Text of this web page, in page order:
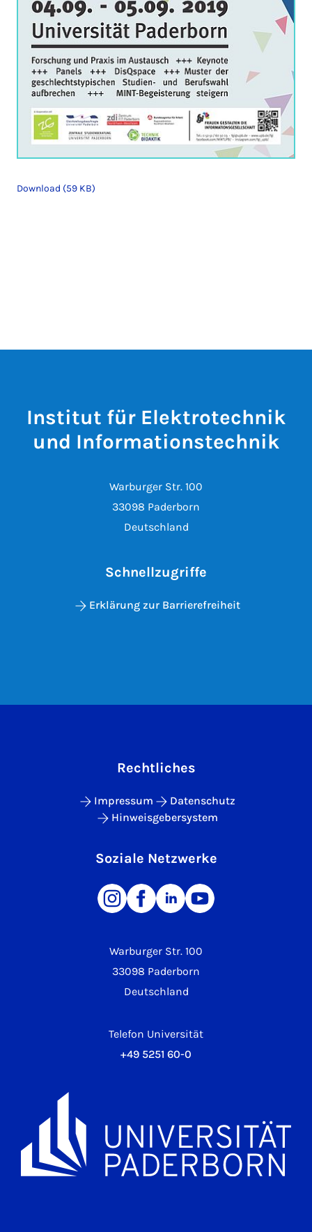
Download (59 KB)
Institut für Elektrotechnik
und Informationstechnik
Warburger Str. 100
33098 Paderborn
Deutschland
Schnellzugriffe
Erklärung zur Barrierefreiheit
Warburger Str. 100
33098 Paderborn
Deutschland
Telefon Universität
+49 5251 60-0
Rechtliches
Impressum
Datenschutz
Hinweisgebersystem
Soziale Netzwerke